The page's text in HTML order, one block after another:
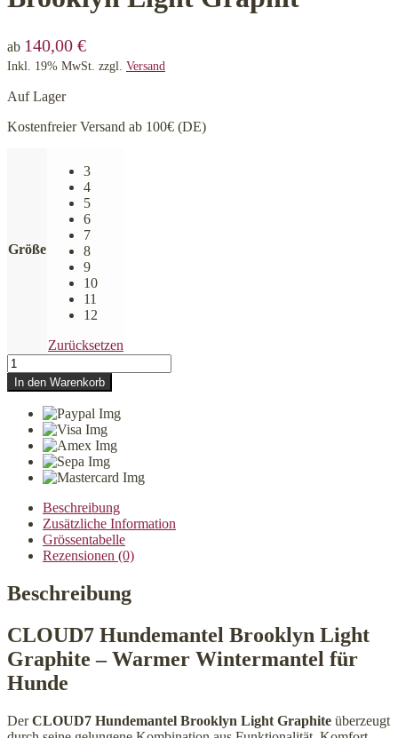
ab 140,00 €
Inkl. 19% MwSt. zzgl. Versand
Auf Lager
Kostenfreier Versand ab 100€ (DE)
Größe
3
4
5
6
7
8
9
10
11
12
Zurücksetzen
CLOUD7
Hundemantel
Brooklyn
Light
Graphit
Menge
In den Warenkorb
Beschreibung
Zusätzliche Information
Grössentabelle
Rezensionen (0)
Beschreibung
CLOUD7 Hundemantel Brooklyn Light
Graphite – Warmer Wintermantel für
Hunde
DerCLOUD7 Hundemantel Brooklyn Light Graphite überzeugt